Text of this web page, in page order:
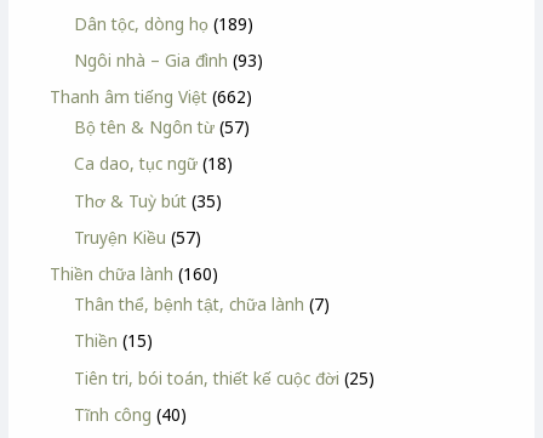
Dân tộc, dòng họ (189)
Ngôi nhà – Gia đình (93)
Thanh âm tiếng Việt (662)
Bộ tên & Ngôn từ (57)
Ca dao, tục ngữ (18)
Thơ & Tuỳ bút (35)
Truyện Kiều (57)
Thiền chữa lành (160)
Thân thể, bệnh tật, chữa lành (7)
Thiền (15)
Tiên tri, bói toán, thiết kế cuộc đời (25)
Tĩnh công (40)